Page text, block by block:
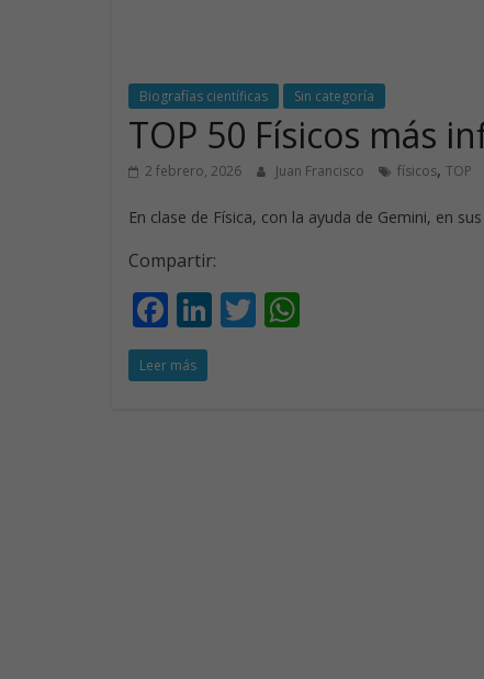
Biografías científicas Sin categoría
TOP 50 Físicos más
2 febrero, 2026 Juan Francisco físicos, TOP
En clase de Física, con la ayuda de Gemini, en
Compartir:
F
ac
e
Li T
Leer más